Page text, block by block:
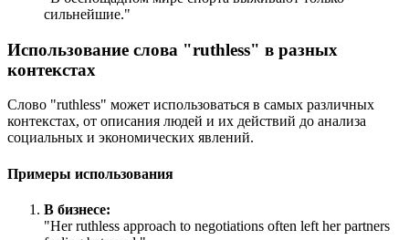
сильнейшие."
Использование слова "ruthless" в разных
контекстах
Слово "ruthless" может использоваться в самых различных
контекстах, от описания людей и их действий до анализа
социальных и экономических явлений.
Примеры использования
В бизнесе:
"Her ruthless approach to negotiations often left her partners